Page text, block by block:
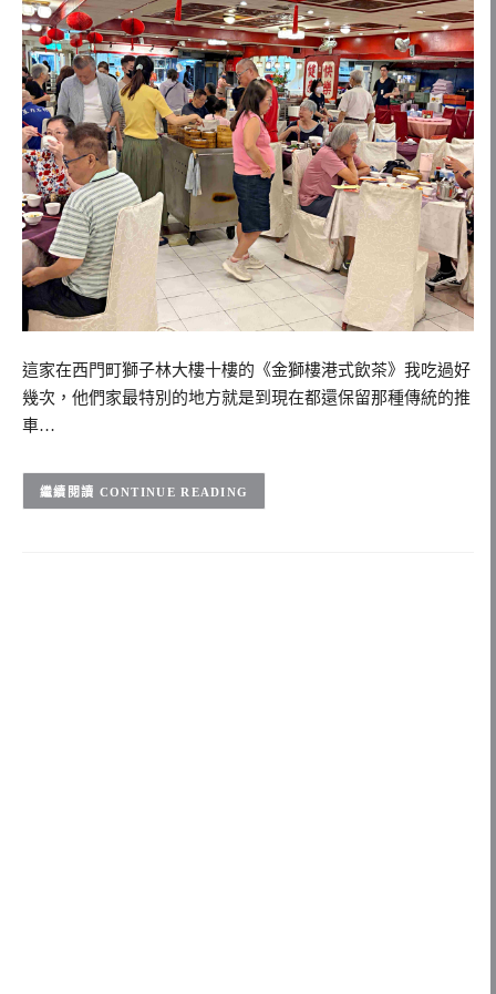
這家在西門町獅子林大樓十樓的《金獅樓港式飲茶》我吃過好
幾次，他們家最特別的地方就是到現在都還保留那種傳統的推
車…
CONTINUE READING